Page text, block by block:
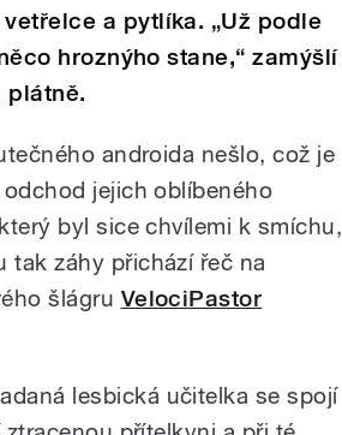
a pytlíka. „Už podle
hroznýho stane,“ zamýšlí
plátně.
androida nešlo, což je
jejich oblíbeného
byl sice chvílemi k smíchu,
tak záhy přichází řeč na
šlágru VelociPastor
lesbická učitelka se spojí